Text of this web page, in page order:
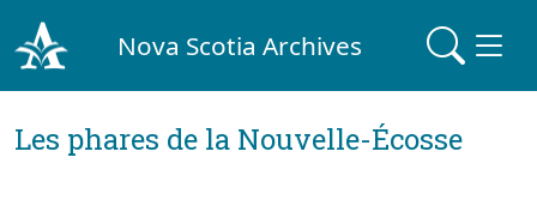
Nova Scotia Archives
Les phares de la Nouvelle-Écosse